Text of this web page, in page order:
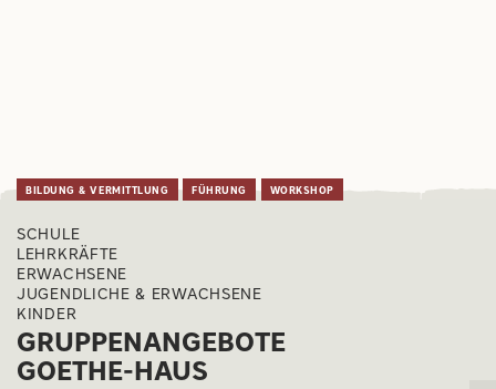
BILDUNG & VERMITTLUNG FÜHRUNG WORKSHOP
SCHULE
LEHRKRÄFTE
ERWACHSENE
JUGENDLICHE & ERWACHSENE
KINDER
GRUPPENANGEBOTE
GOETHE-HAUS